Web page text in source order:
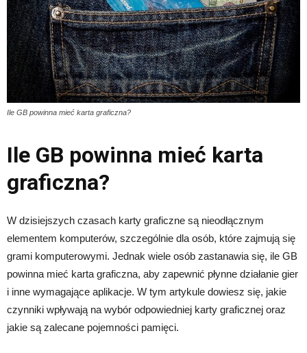
Ile GB powinna mieć karta graficzna?
Ile GB powinna mieć karta
graficzna?
W dzisiejszych czasach karty graficzne są nieodłącznym
elementem komputerów, szczególnie dla osób, które zajmują się
grami komputerowymi. Jednak wiele osób zastanawia się, ile GB
powinna mieć karta graficzna, aby zapewnić płynne działanie gier
i inne wymagające aplikacje. W tym artykule dowiesz się, jakie
czynniki wpływają na wybór odpowiedniej karty graficznej oraz
jakie są zalecane pojemności pamięci.